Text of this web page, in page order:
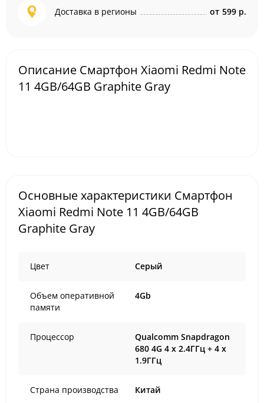
Доставка в регионы от 599 р.
Описание Смартфон Xiaomi Redmi Note
11 4GB/64GB Graphite Gray
Основные характеристики Смартфон
Xiaomi Redmi Note 11 4GB/64GB
Graphite Gray
Цвет Cерый
Объем оперативной
памяти
4Gb
Процессор
Qualcomm Snapdragon
680 4G 4 x 2.4ГГц + 4 x
1.9ГГц
Страна производства Китай